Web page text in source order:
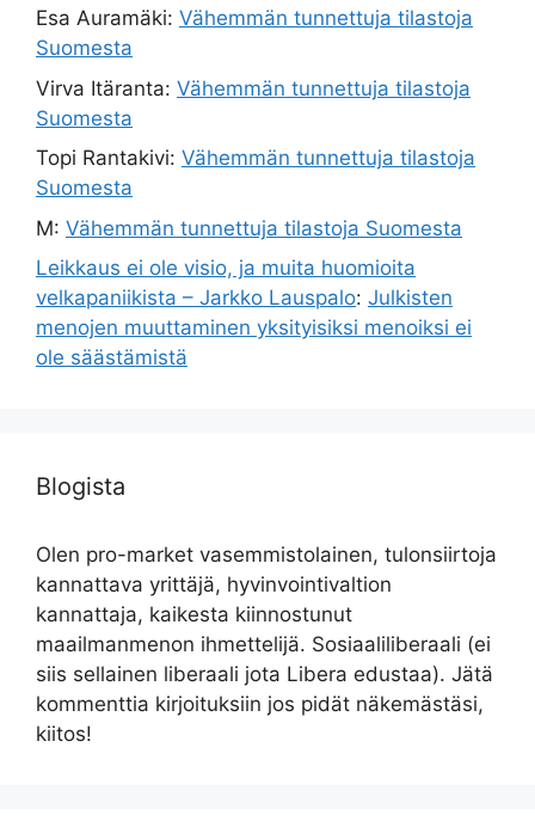
Esa Auramäki: Vähemmän tunnettuja tilastoja
Suomesta
Virva Itäranta: Vähemmän tunnettuja tilastoja
Suomesta
Topi Rantakivi: Vähemmän tunnettuja tilastoja
Suomesta
M: Vähemmän tunnettuja tilastoja Suomesta
Leikkaus ei ole visio, ja muita huomioita
velkapaniikista – Jarkko Lauspalo: Julkisten
menojen muuttaminen yksityisiksi menoiksi ei
ole säästämistä
Blogista
Olen pro-market vasemmistolainen, tulonsiirtoja
kannattava yrittäjä, hyvinvointivaltion
kannattaja, kaikesta kiinnostunut
maailmanmenon ihmettelijä. Sosiaaliliberaali (ei
siis sellainen liberaali jota Libera edustaa). Jätä
kommenttia kirjoituksiin jos pidät näkemästäsi,
kiitos!